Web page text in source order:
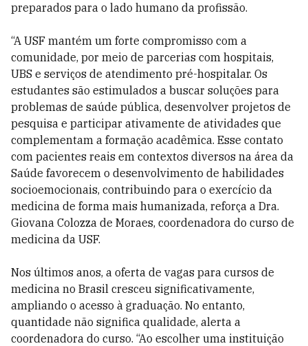
preparados para o lado humano da profissão.
“A USF mantém um forte compromisso com a
comunidade, por meio de parcerias com hospitais,
UBS e serviços de atendimento pré-hospitalar. Os
estudantes são estimulados a buscar soluções para
problemas de saúde pública, desenvolver projetos de
pesquisa e participar ativamente de atividades que
complementam a formação acadêmica. Esse contato
com pacientes reais em contextos diversos na área da
Saúde favorecem o desenvolvimento de habilidades
socioemocionais, contribuindo para o exercício da
medicina de forma mais humanizada, reforça a Dra.
Giovana Colozza de Moraes, coordenadora do curso de
medicina da USF.
Nos últimos anos, a oferta de vagas para cursos de
medicina no Brasil cresceu significativamente,
ampliando o acesso à graduação. No entanto,
quantidade não significa qualidade, alerta a
coordenadora do curso. “Ao escolher uma instituição